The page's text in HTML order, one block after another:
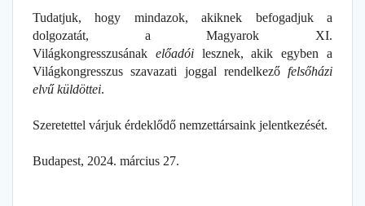
Tudatjuk, hogy mindazok, akiknek befogadjuk a
dolgozatát, a Magyarok XI.
Világkongresszusának előadóilesznek, akik egyben a
Világkongresszus szavazati joggal rendelkező felsőházi
elvű küldöttei.
Szeretettel várjuk érdeklődő nemzettársaink jelentkezését.
Budapest, 2024. március 27.